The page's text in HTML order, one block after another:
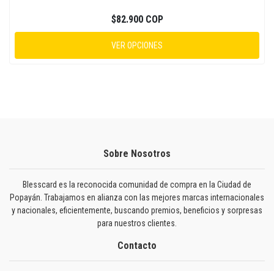
$82.900 COP
VER OPCIONES
Sobre Nosotros
Blesscard es la reconocida comunidad de compra en la Ciudad de
Popayán. Trabajamos en alianza con las mejores marcas internacionales
y nacionales, eficientemente, buscando premios, beneficios y sorpresas
para nuestros clientes.
Contacto